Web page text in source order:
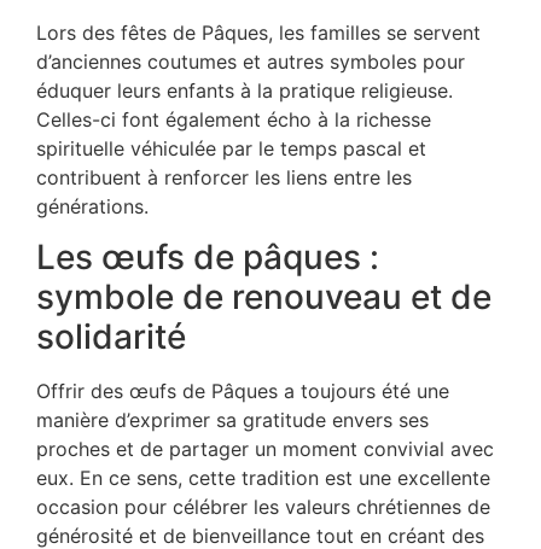
Lors des fêtes de Pâques, les familles se servent
d’anciennes coutumes et autres symboles pour
éduquer leurs enfants à la pratique religieuse.
Celles-ci font également écho à la richesse
spirituelle véhiculée par le temps pascal et
contribuent à renforcer les liens entre les
générations.
Les œufs de pâques :
symbole de renouveau et de
solidarité
Offrir des œufs de Pâques a toujours été une
manière d’exprimer sa gratitude envers ses
proches et de partager un moment convivial avec
eux. En ce sens, cette tradition est une excellente
occasion pour célébrer les valeurs chrétiennes de
générosité et de bienveillance tout en créant des